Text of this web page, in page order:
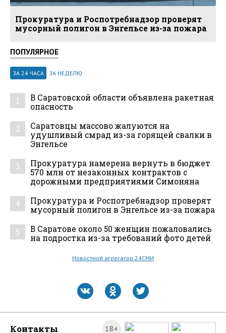
Прокуратура и Роспотребнадзор проверят
мусорный полигон в Энгельсе из-за пожара
ПОПУЛЯРНОЕ
ЗА 24 ЧАСА ЗА НЕДЕЛЮ
1
В Саратовской области объявлена ракетная
опасность
2
Саратовцы массово жалуются на
удушливый смрад из-за горящей свалки в
Энгельсе
3
Прокуратура намерена вернуть в бюджет
570 млн от незаконных контрактов с
дорожными предприятиями Симоняна
4
Прокуратура и Роспотребнадзор проверят
мусорный полигон в Энгельсе из-за пожара
5
В Саратове около 50 женщин пожаловались
на подростка из-за требований фото детей
Новостной агрегатор 24СМИ
18+
Контакты